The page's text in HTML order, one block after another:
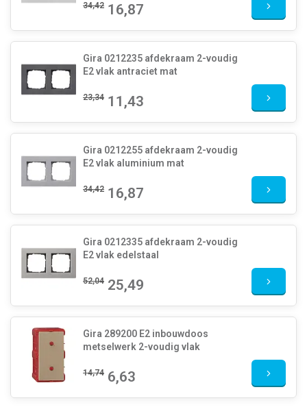
34,42 16,87
Gira 0212235 afdekraam 2-voudig
E2 vlak antraciet mat
23,34 11,43
Gira 0212255 afdekraam 2-voudig
E2 vlak aluminium mat
34,42 16,87
Gira 0212335 afdekraam 2-voudig
E2 vlak edelstaal
52,04 25,49
Gira 289200 E2 inbouwdoos
metselwerk 2-voudig vlak
14,74 6,63